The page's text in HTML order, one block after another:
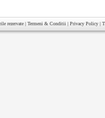
rezervate | Termeni & Conditii | Privacy Policy |